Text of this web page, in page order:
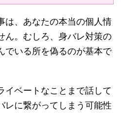
は、あなたの本当の個人情
ん。むしろ、身バレ対策の
でいる所を偽るのが基本で
イベートなことまで話して
レに繋がってしまう可能性